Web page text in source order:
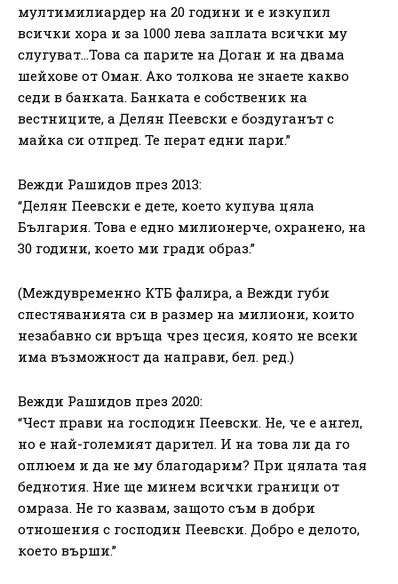
мултимилиардер на 20 години и е изкупил
всички хора и за 1000 лева заплата всички му
слугуват…Това са парите на Доган и на двама
шейхове от Оман. Ако толкова не знаете какво
седи в банката. Банката е собственик на
вестниците, а Делян Пеевски е боздуганът с
майка си отпред. Те перат едни пари.”
Вежди Рашидов през 2013:
“Делян Пеевски е дете, което купува цяла
България. Това е едно милионерче, охранено, на
30 години, което ми гради образ.”
(Междувременно КТБ фалира, а Вежди губи
спестяванията си в размер на милиони, които
незабавно си връща чрез цесия, която не всеки
има възможност да направи, бел. ред.)
Вежди Рашидов през 2020:
“Чест прави на господин Пеевски. Не, че е ангел,
но е най-големият дарител. И на това ли да го
оплюем и да не му благодарим? При цялата тая
беднотия. Ние ще минем всички граници от
омраза. Не го казвам, защото съм в добри
отношения с господин Пеевски. Добро е делото,
което върши.”